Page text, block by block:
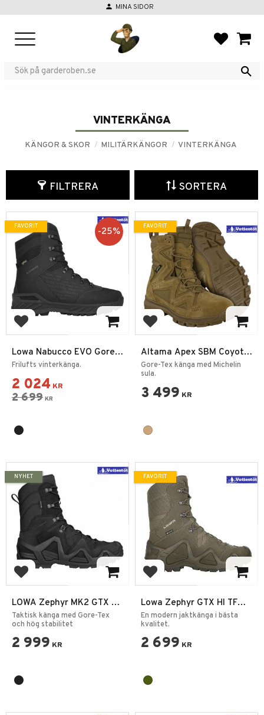
person MINA SIDOR
VINTERKÄNGA
KÄNGOR & SKOR MILITÄRKÄNGOR VINTERKÄNGA
FILTRERA SORTERA
Lägg till i favoriter
Lowa Nabucco EVO Gore-
Tex
Frilufts vinterkänga.
2 024 KR
2 699 KR
25%
FAVORIT
Lägg till i favoriter
Altama Apex SBM Coyote
Vinterkänga
Gore-Tex känga med Michelin
sula.
3 499 KR
FAVORIT
Lägg till i favoriter
LOWA Zephyr MK2 GTX HI
– Svart Polis &
Militärkänga
Taktisk känga med Gore-Tex
och hög stabilitet
2 999 KR
NYHET
Lägg till i favoriter
Lowa Zephyr GTX HI TF
Ranger Green
En modern jaktkänga i bästa
kvalitet.
2 699 KR
FAVORIT